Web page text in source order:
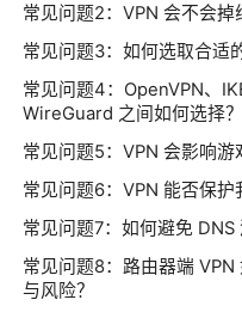
常见问题2：VPN 会不会掉
常见问题3：如何选取合适
常见问题4：OpenVPN、
WireGuard 之间如何选择？
常见问题5：VPN 会影响游
常见问题6：VPN 能否保护
常见问题7：如何避免 DNS
常见问题8：路由器端 VPN
与风险？